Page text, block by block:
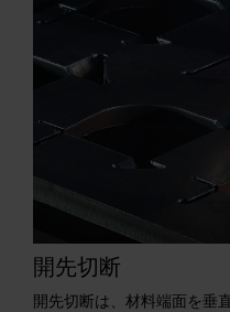
開先切断
開先切断は、材料端面を垂